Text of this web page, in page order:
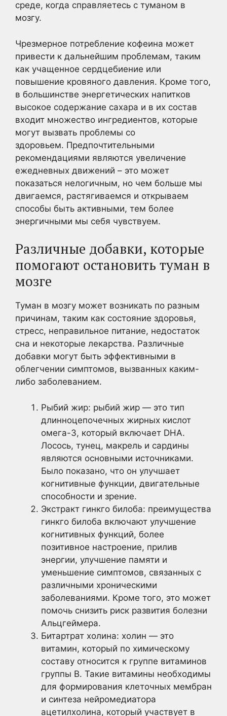
среде, когда справляетесь с туманом в
мозгу.
Чрезмерное потребление кофеина может
привести к дальнейшим проблемам, таким
как учащенное сердцебиение или
повышение кровяного давления. Кроме того,
в большинстве энергетических напитков
высокое содержание сахара и в их состав
входит множество ингредиентов, которые
могут вызвать проблемы со
здоровьем. Предпочтительными
рекомендациями являются увеличение
ежедневных движений – это может
показаться нелогичным, но чем больше мы
двигаемся, растягиваемся и открываем
способы быть активными, тем более
энергичными мы себя чувствуем.
Различные добавки, которые
помогают остановить туман в
мозге
Туман в мозгу может возникать по разным
причинам, таким как состояние здоровья,
стресс, неправильное питание, недостаток
сна и некоторые лекарства. Различные
добавки могут быть эффективными в
облегчении симптомов, вызванных каким-
либо заболеванием.
Рыбий жир: рыбий жир — это тип
длинноцепочечных жирных кислот
омега-3, который включает DHA.
Лосось, тунец, макрель и сардины
являются основными источниками.
Было показано, что он улучшает
когнитивные функции, двигательные
способности и зрение.
Экстракт гинкго билоба: преимущества
гинкго билоба включают улучшение
когнитивных функций, более
позитивное настроение, прилив
энергии, улучшение памяти и
уменьшение симптомов, связанных с
различными хроническими
заболеваниями. Кроме того, это может
помочь снизить риск развития болезни
Альцгеймера.
Битартрат холина: холин — это
витамин, который по химическому
составу относится к группе витаминов
группы В. Такие витамины необходимы
для формирования клеточных мембран
и синтеза нейромедиатора
ацетилхолина, который участвует в